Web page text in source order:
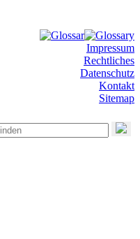
Impressum
Rechtliches
Datenschutz
Kontakt
Sitemap